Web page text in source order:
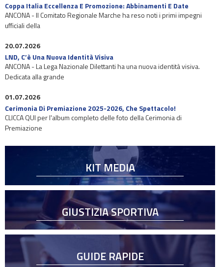
Coppa Italia Eccellenza E Promozione: Abbinamenti E Date
ANCONA - Il Comitato Regionale Marche ha reso noti i primi impegni
ufficiali della
20.07.2026
LND, C’è Una Nuova Identità Visiva
ANCONA - La Lega Nazionale Dilettanti ha una nuova identità visiva.
Dedicata alla grande
01.07.2026
Cerimonia Di Premiazione 2025-2026, Che Spettacolo!
CLICCA QUI per l'album completo delle foto della Cerimonia di
Premiazione
KIT MEDIA
GIUSTIZIA SPORTIVA
GUIDE RAPIDE